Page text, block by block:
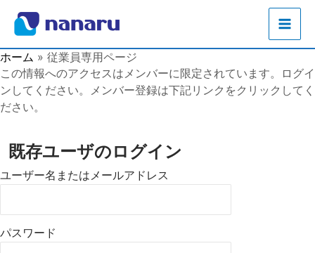
ス
キ
ッ
プ
ホーム
従業員専用ページ
この情報へのアクセスはメンバーに限定されています。ログイ
ンしてください。メンバー登録は下記リンクをクリックしてく
ださい。
既存ユーザのログイン
ユーザー名またはメールアドレス
パスワード